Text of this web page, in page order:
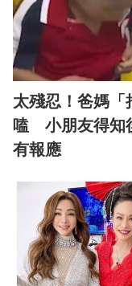
太殘忍！爸媽「
嗑 小朋友得知
有報應